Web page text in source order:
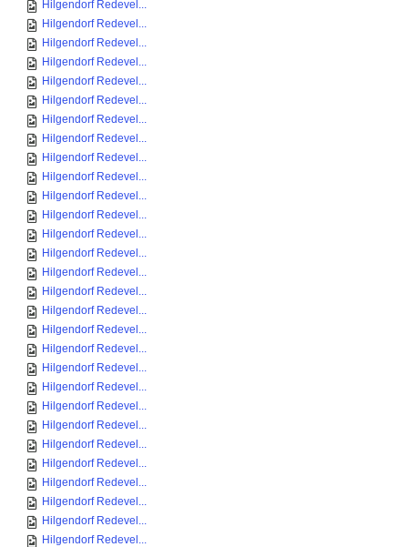
Hilgendorf Redevel...
Hilgendorf Redevel...
Hilgendorf Redevel...
Hilgendorf Redevel...
Hilgendorf Redevel...
Hilgendorf Redevel...
Hilgendorf Redevel...
Hilgendorf Redevel...
Hilgendorf Redevel...
Hilgendorf Redevel...
Hilgendorf Redevel...
Hilgendorf Redevel...
Hilgendorf Redevel...
Hilgendorf Redevel...
Hilgendorf Redevel...
Hilgendorf Redevel...
Hilgendorf Redevel...
Hilgendorf Redevel...
Hilgendorf Redevel...
Hilgendorf Redevel...
Hilgendorf Redevel...
Hilgendorf Redevel...
Hilgendorf Redevel...
Hilgendorf Redevel...
Hilgendorf Redevel...
Hilgendorf Redevel...
Hilgendorf Redevel...
Hilgendorf Redevel...
Hilgendorf Redevel...